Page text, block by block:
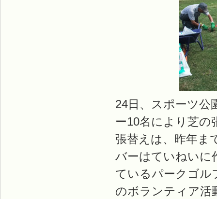
24日、スポーツ公
ー10名により芝
張替えは、昨年ま
バーはていねいに
ているパークゴル
のボランティア活